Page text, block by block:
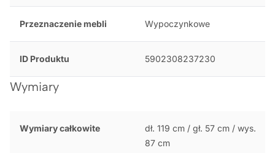
Przeznaczenie mebli Wypoczynkowe
ID Produktu 5902308237230
Wymiary
Wymiary całkowite
dł. 119 cm / gł. 57 cm / wys.
87 cm